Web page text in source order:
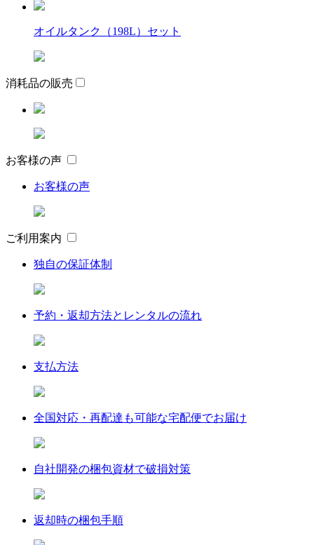
オイルタンク（198L）セット
消耗品の販売
お客様の声
お客様の声
ご利用案内
独自の保証体制
予約・返却方法とレンタルの流れ
支払方法
全国対応・再配達も可能な宅配便でお届け
自社開発の梱包資材で破損対策
返却時の梱包手順